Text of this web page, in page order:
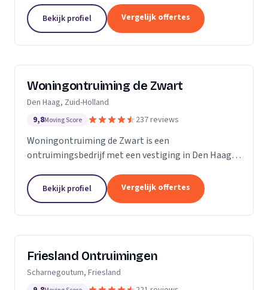
Bekijk profiel Vergelijk offertes
Woningontruiming de Zwart
Den Haag, Zuid-Holland
9,8Moving Score 237 reviews
Woningontruiming de Zwart is een
ontruimingsbedrijf met een vestiging in Den Haag.
Bekijk profiel Vergelijk offertes
Friesland Ontruimingen
Scharnegoutum, Friesland